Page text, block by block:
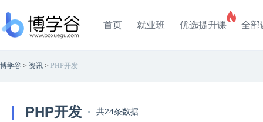
首页 就业班 优选提升课 全部
博学谷 > 资讯 > PHP开发
PHP开发 共24条数据